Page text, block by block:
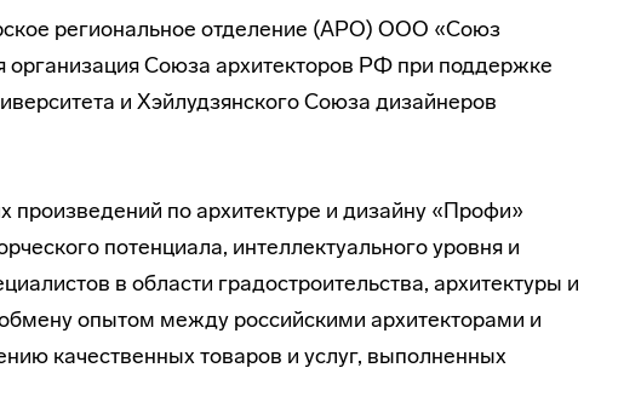
региональное отделение (АРО) ООО «Союз
организация Союза архитекторов РФ при поддержке
и Хэйлудзянского Союза дизайнеров
по архитектуре и дизайну «Профи»
потенциала, интеллектуального уровня и
в области градостроительства, архитектуры и
опытом между российскими архитекторами и
качественных товаров и услуг, выполненных